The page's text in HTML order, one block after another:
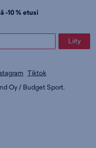
-10 % etusi
Liity
Tiktok
Oy / Budget Sport.